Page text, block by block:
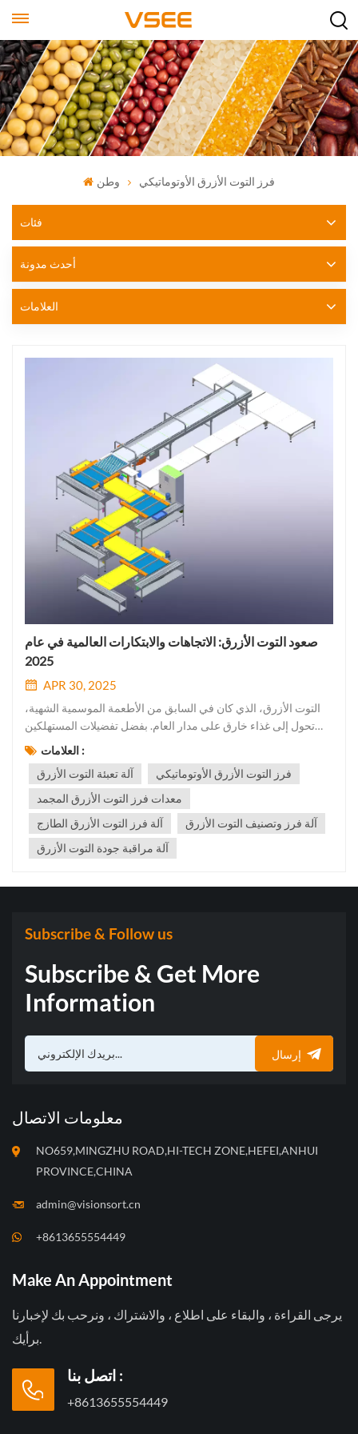
وطن فرز التوت الأزرق الأوتوماتيكي
فئات
أحدث مدونة
العلامات
صعود التوت الأزرق: الاتجاهات والابتكارات العالمية في عام
2025
APR 30, 2025
التوت الأزرق، الذي كان في السابق من الأطعمة الموسمية الشهية،
تحول إلى غذاء خارق على مدار العام. بفضل تفضيلات المستهلكين
المتغيرة، والتقدم التكنولوجي، والتجارة العالمية الاستراتيجية، تشهد
صناعة التوت الأزرق نموًا غير مسبوق. إليكم نظرة متعمقة على أهم
العلامات :
آلة تعبئة التوت الأزرق
فرز التوت الأزرق الأوتوماتيكي
معدات فرز التوت الأزرق المجمد
آلة فرز التوت الأزرق الطازج
آلة فرز وتصنيف التوت الأزرق
آلة مراقبة جودة التوت الأزرق
Subscribe & Follow us
Subscribe & Get More
Information
إرسال
معلومات الاتصال
NO659,MINGZHU ROAD,HI-TECH ZONE,HEFEI,ANHUI
PROVINCE,CHINA
admin@visionsort.cn
+8613655554449
Make An Appointment
يرجى القراءة ، والبقاء على اطلاع ، والاشتراك ، ونرحب بك لإخبارنا
اتصل بنا :
+8613655554449